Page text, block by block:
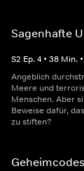
Sagenhafte
S2 Ep.4 • 38 Min. •
Angeblich
Meere und
Menschen. Aber
Beweise dafür,
zu stiften?
Geheimcodes